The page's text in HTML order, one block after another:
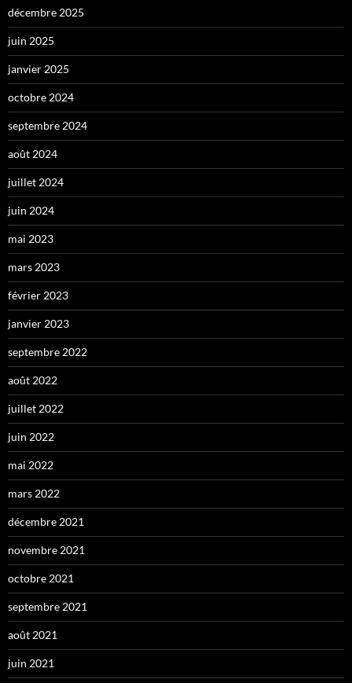
décembre 2025
juin 2025
janvier 2025
octobre 2024
septembre 2024
août 2024
juillet 2024
juin 2024
mai 2023
mars 2023
février 2023
janvier 2023
septembre 2022
août 2022
juillet 2022
juin 2022
mai 2022
mars 2022
décembre 2021
novembre 2021
octobre 2021
septembre 2021
août 2021
juin 2021